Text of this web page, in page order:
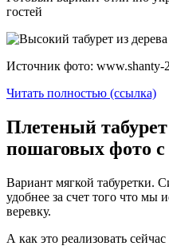
гостей
Источник фото: www.shanty-
Читать полностью (ссылка)
Плетеный
пошаговых фото
Вариант мягкой табуретки.
удобнее за счет того что мы
веревку.
А как это реализовать сейчас